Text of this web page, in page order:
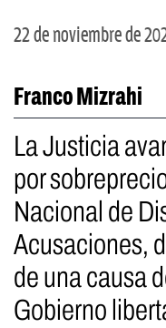
22 de noviembre de
Franco Mizrahi
La Justicia
por
Nacional de
Acusaciones,
de una causa
Gobierno